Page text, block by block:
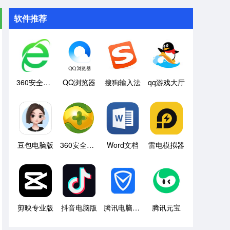
软件推荐
360安全浏览器 QQ浏览器 搜狗输入法 qq游戏大厅
豆包电脑版 360安全卫士 Word文档 雷电模拟器
剪映专业版 抖音电脑版 腾讯电脑管家 腾讯元宝